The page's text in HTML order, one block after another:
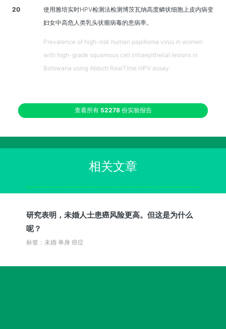
20
使用雅培实时HPV检测法检测博茨瓦纳高度鳞状细胞上皮内病变
妇女中高危人类乳头状瘤病毒的患病率。
Prevalence of high-risk human papilloma virus in women
with high-grade squamous cell intraepithelial lesions in
Botswana using Abbott RealTime HPV assay.
查看所有 52278份实验报告
相关文章
研究表明，未婚人士患癌风险更高。但这是为什么
呢？
标签：未婚 单身 癌症